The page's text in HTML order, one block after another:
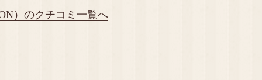
）のクチコミ一覧へ